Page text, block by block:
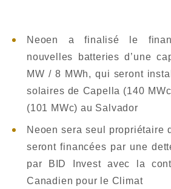
Neoen a finalisé le
nouvelles batteries d’une
MW / 8 MWh, qui seront
solaires de Capella (140
(101 MWc) au Salvador
Neoen sera seul propriétaire
seront financées par une
par BID Invest avec la
Canadien pour le Climat